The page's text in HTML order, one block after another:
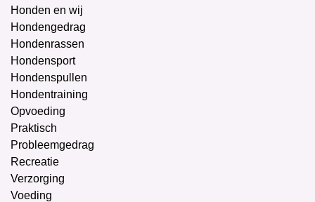
Honden en wij
Hondengedrag
Hondenrassen
Hondensport
Hondenspullen
Hondentraining
Opvoeding
Praktisch
Probleemgedrag
Recreatie
Verzorging
Voeding